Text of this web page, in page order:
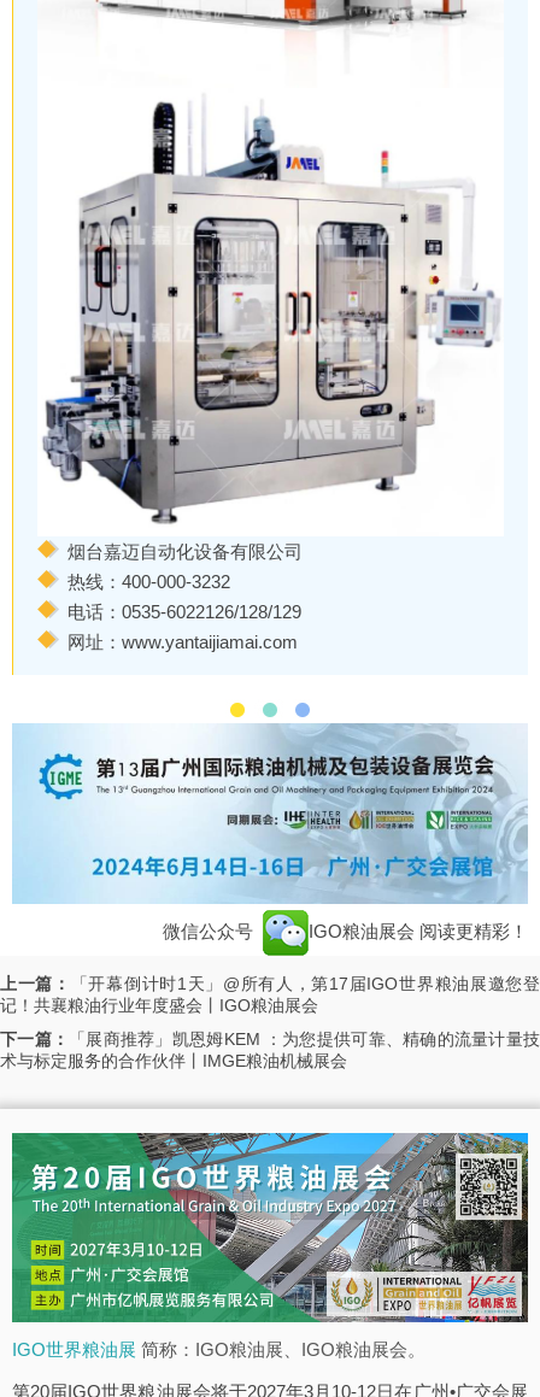
烟台嘉迈自动化设备有限公司
热线：400-000-3232
电话：0535-6022126/128/129
网址：www.yantaijiamai.com
微信公众号 IGO粮油展会 阅读更精彩！
上一篇：
「开幕倒计时1天」@所有人，第17届IGO世界粮油展邀您登
记！共襄粮油行业年度盛会丨IGO粮油展会
下一篇：
「展商推荐」凯恩姆KEM ：为您提供可靠、精确的流量计量技
术与标定服务的合作伙伴丨IMGE粮油机械展会
IGO世界粮油展 简称：IGO粮油展、IGO粮油展会。
第20届IGO世界粮油展会将于2027年3月10-12日在广州•广交会展